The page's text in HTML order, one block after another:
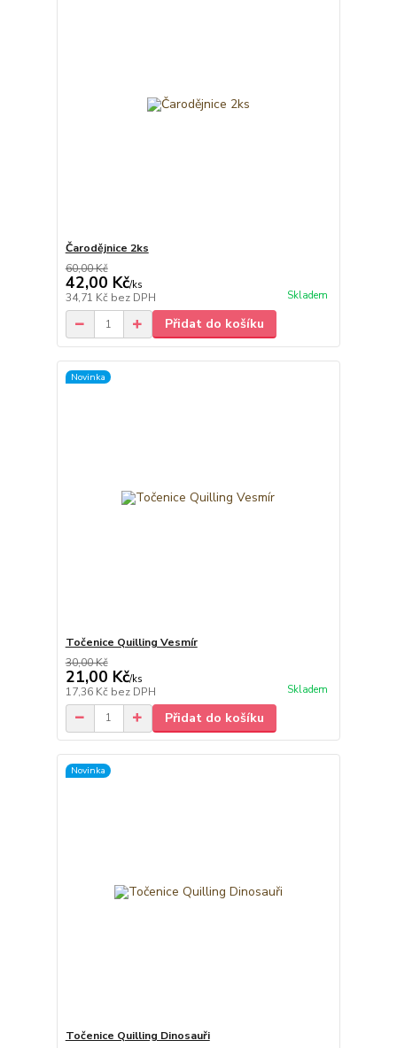
Čarodějnice 2ks
60,00 Kč
42,00 Kč/ks
34,71 Kč bez DPH Skladem
Přidat do košíku
Novinka
Točenice Quilling Vesmír
30,00 Kč
21,00 Kč/ks
17,36 Kč bez DPH Skladem
Přidat do košíku
Novinka
Točenice Quilling Dinosauři